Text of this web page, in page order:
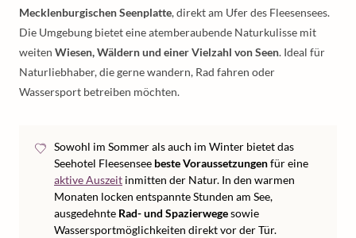
Mecklenburgischen Seenplatte, direkt am Ufer des Fleesensees.
Die Umgebung bietet eine atemberaubende Naturkulisse mit
weiten Wiesen, Wäldern und einer Vielzahl von Seen. Ideal für
Naturliebhaber, die gerne wandern, Rad fahren oder
Wassersport betreiben möchten.
Sowohl im Sommer als auch im Winter bietet das
Seehotel Fleesensee beste Voraussetzungenfür eine
aktive Auszeit inmitten der Natur. In den warmen
Monaten locken entspannte Stunden am See,
ausgedehnte Rad- und Spazierwegesowie
Wassersportmöglichkeiten direkt vor der Tür.